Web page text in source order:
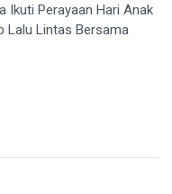
Ikuti Perayaan Hari Anak
Lalu Lintas Bersama